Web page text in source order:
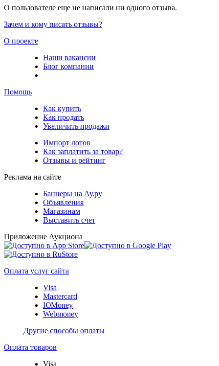
О пользователе еще не написали ни одного отзыва.
Зачем и кому писать отзывы?
О проекте
Наши вакансии
Блог компании
Помощь
Как купить
Как продать
Увеличить продажи
Импорт лотов
Как заплатить за товар?
Отзывы и рейтинг
Реклама на сайте
Баннеры на Ау.ру
Объявления
Магазинам
Выставить счет
Приложение Аукциона
Оплата услуг сайта
Visa
Mastercard
ЮMoney
Webmoney
Другие способы оплаты
Оплата товаров
Visa